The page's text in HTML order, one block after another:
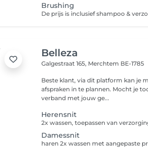
Brushing
Belleza
Galgestraat 165, Merchtem BE-1785
Beste klant, via dit platform kan je makkelijk zelf aan de slag om
afspraken in te plannen. Mocht je toch nog vragen hebben, in
verband met jouw ge...
Herensnit
Damessnit